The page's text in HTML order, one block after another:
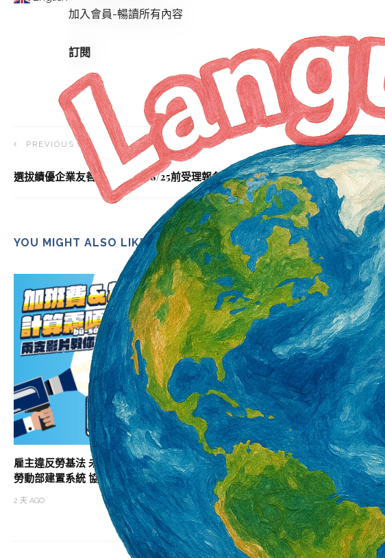
加入會員-暢讀所有內容
訂閱
PREVIOUS ARTICLE
選拔績優企業友善中高齡職場 8/25前受理報名
YOU MIGHT ALSO LIKE
雇主違反勞基法 未依法給付加班費居冠
勞動部建置系統 協助勞雇快速試算加班費
2 天 AGO
助攻職涯升級 北分署產投下半年開
班次
2 天 AGO